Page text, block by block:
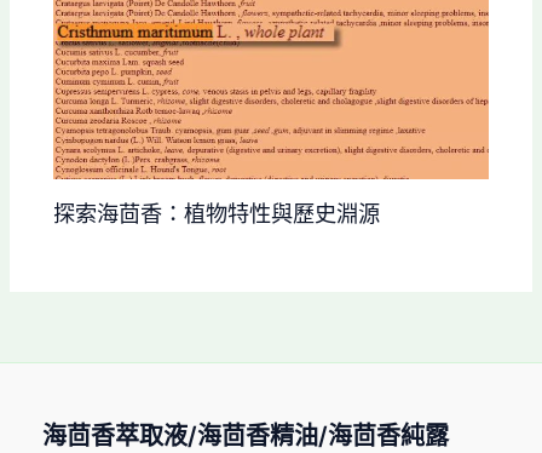
探索海茴香：植物特性與歷史淵源
海茴香萃取液/海茴香精油/海茴香純露